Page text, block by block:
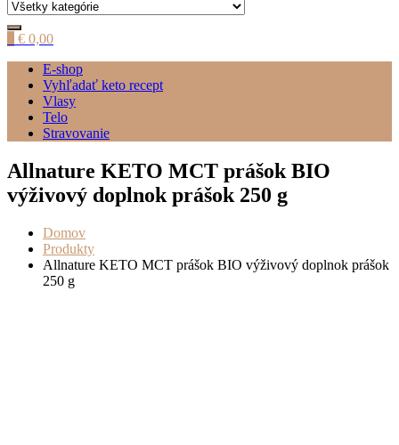
€ 0,00
E-shop
Vyhľadať keto recept
Vlasy
Telo
Stravovanie
Allnature KETO MCT prášok BIO
výživový doplnok prášok 250 g
Domov
Produkty
Allnature KETO MCT prášok BIO výživový doplnok prášok
250 g